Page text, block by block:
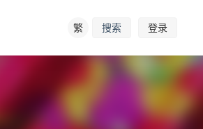
繁 搜索 登录